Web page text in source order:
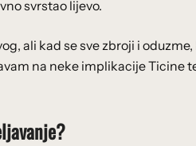
svrstao lijevo.
ali kad se sve zbroji i
na neke implikacije Ticine